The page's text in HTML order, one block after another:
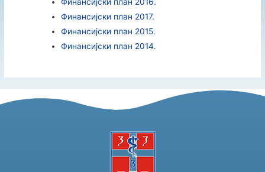
Финансијски план 2017.
Финансијски план 2015.
Финансијски план 2014.